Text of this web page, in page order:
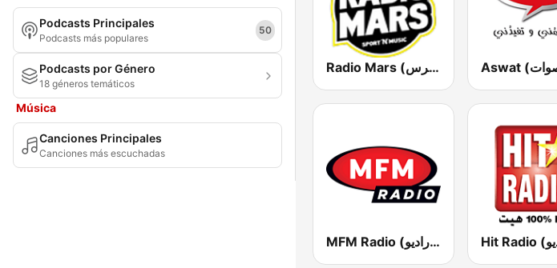
Podcasts Principales
Podcasts más populares
50
Podcasts por Género
18 géneros temáticos
Música
Canciones Principales
Canciones más escuchadas
Radio Mars (راديو مرس)
MFM Radio (مفم راديو)